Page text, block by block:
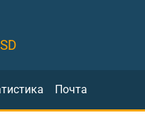
Почта